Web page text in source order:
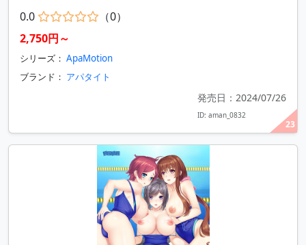
23
0.0
（0）
2,750円～
シリーズ： ApaMotion
ブランド： アパタイト
発売日：2024/07/26
ID: aman_0832